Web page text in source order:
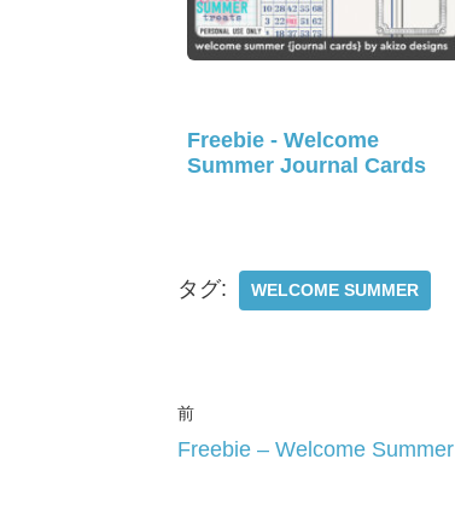
Freebie - Welcome
Summer Journal Cards
タグ: WELCOME SUMMER
前
Freebie – Welcome Summer